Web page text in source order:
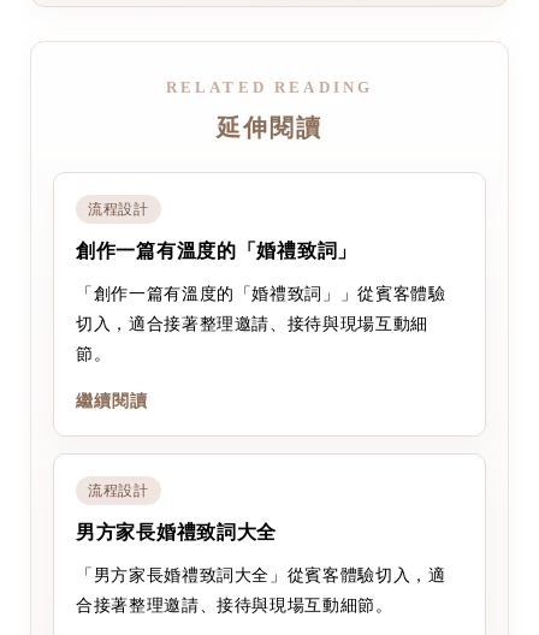
RELATED READING
延伸閱讀
流程設計
創作一篇有溫度的「婚禮致詞」
「創作一篇有溫度的「婚禮致詞」」從賓客體驗
切入，適合接著整理邀請、接待與現場互動細
節。
繼續閱讀
流程設計
男方家長婚禮致詞大全
「男方家長婚禮致詞大全」從賓客體驗切入，適
合接著整理邀請、接待與現場互動細節。